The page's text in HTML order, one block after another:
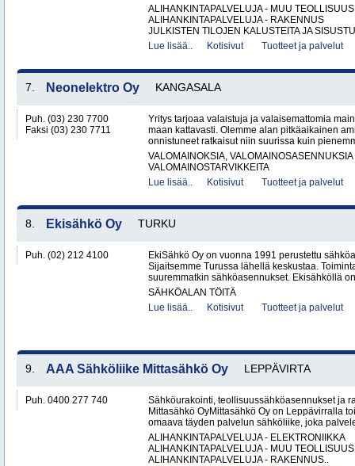
ALIHANKINTAPALVELUJA - MUU TEOLLISUUS
ALIHANKINTAPALVELUJA - RAKENNUS
JULKISTEN TILOJEN KALUSTEITA JA
Lue lisää..
Kotisivut Tuotteet ja palvelut
7. Neonelektro Oy KANGASALA
Puh. (03) 230 7700
Faksi (03) 230 7711
Yritys tarjoaa valaistuja ja valaisemattomia
maan kattavasti. Olemme alan pitkäaikainen
onnistuneet ratkaisut niin suurissa kuin
VALOMAINOKSIA, VALOMAINOSASENNUKSIA
VALOMAINOSTARVIKKEITA
Lue lisää..
Kotisivut Tuotteet ja palvelut
8. Ekisähkö Oy TURKU
Puh. (02) 212 4100
EkiSähkö Oy on vuonna 1991 perustettu
Sijaitsemme Turussa lähellä keskustaa.
suuremmatkin sähköasennukset. Ekisähköllä
SÄHKÖALAN TÖITÄ
Lue lisää..
Kotisivut Tuotteet ja palvelut
9. AAA Sähköliike Mittasähkö Oy LEPPÄVIRTA
Puh. 0400 277 740
Sähköurakointi, teollisuussähköasennukset ja
Mittasähkö OyMittasähkö Oy on Leppävirralla
omaava täyden palvelun sähköliike, joka
ALIHANKINTAPALVELUJA - ELEKTRONIIKKA
ALIHANKINTAPALVELUJA - MUU TEOLLISUUS
ALIHANKINTAPALVELUJA - RAKENNUS..